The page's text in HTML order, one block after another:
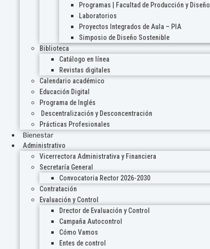
Programas | Facultad de Producción y Diseño
Laboratorios
Proyectos Integrados de Aula – PIA
Simposio de Diseño Sostenible
Biblioteca
Catálogo en línea
Revistas digitales
Calendario académico
Educación Digital
Programa de Inglés
Descentralización y Desconcentración
Prácticas Profesionales
Bienestar
Administrativo
Vicerrectora Administrativa y Financiera
Secretaría General
Convocatoria Rector 2026-2030
Contratación
Evaluación y Control
Drector de Evaluación y Control
Campaña Autocontrol
Cómo Vamos
Entes de control